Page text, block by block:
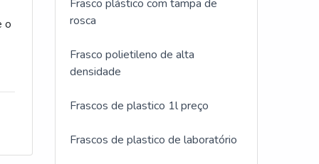
o
Frasco plástico com tampa de
rosca
Frasco polietileno de alta
densidade
Frascos de plastico 1l preço
Frascos de plastico de laboratório